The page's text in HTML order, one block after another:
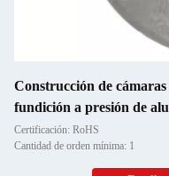
Construcción de
fundición a presión de
Certificación: RoHS
Cantidad de orden mínima: 1